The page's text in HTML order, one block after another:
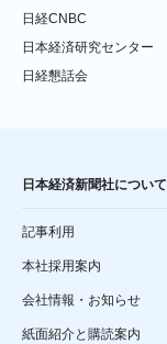
日経CNBC
日本経済研究センター
日経懇話会
日本経済新聞社について
記事利用
本社採用案内
会社情報・お知らせ
紙面紹介と購読案内